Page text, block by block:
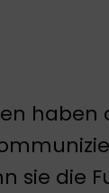
haben
sie die